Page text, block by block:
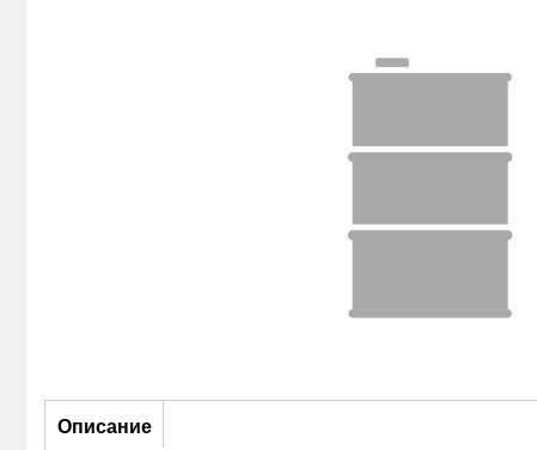
Описание
Описание